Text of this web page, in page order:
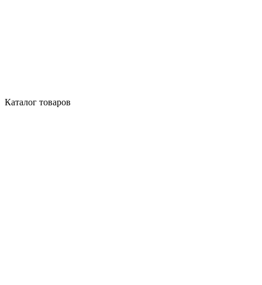
Каталог товаров